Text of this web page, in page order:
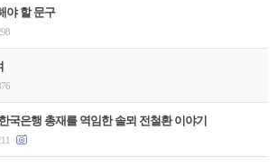
야 할 문구
국은행 총재를 역임한 솔뫼 전철환 이야기